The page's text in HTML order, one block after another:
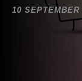
10 SEPTEMBER